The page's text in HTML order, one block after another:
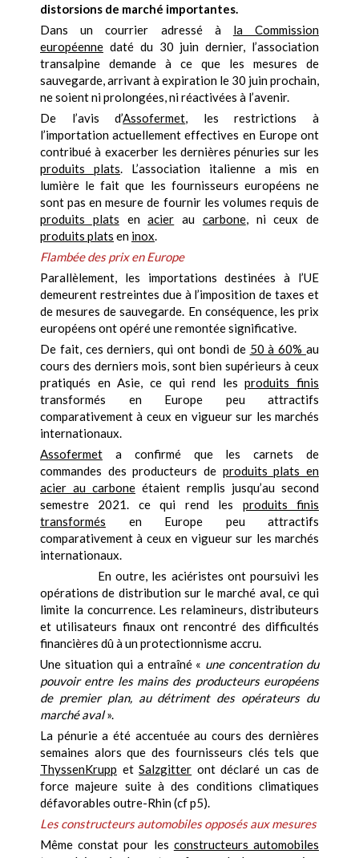
distorsions de marché importantes.
Dans un courrier adressé à la Commission
européenne daté du 30 juin dernier, l’association
transalpine demande à ce que les mesures de
sauvegarde, arrivant à expiration le 30 juin prochain,
ne soient ni prolongées, ni réactivées à l’avenir.
De l’avis d’Assofermet, les restrictions à
l’importation actuellement effectives en Europe ont
contribué à exacerber les dernières pénuries sur les
produits plats. L’association italienne a mis en
lumière le fait que les fournisseurs européens ne
sont pas en mesure de fournir les volumes requis de
produits plats enacier au carbone, ni ceux de
produits plats en inox.
Flambée des prix en Europe
Parallèlement, les importations destinées à l’UE
demeurent restreintes due à l’imposition de taxes et
de mesures de sauvegarde. En conséquence, les prix
européens ont opéré une remontée significative.
De fait, ces derniers, qui ont bondi de 50 à 60%au
cours des derniers mois, sont bien supérieurs à ceux
pratiqués en Asie, ce qui rend lesproduits finis
transformés en Europe peu attractifs
comparativement à ceux en vigueur sur les marchés
internationaux.
Assofermet a confirmé que les carnets de
commandes des producteurs de produits plats en
acier au carbone étaient remplis jusqu’au second
semestre 2021. ce qui rend les produits finis
transformés en Europe peu attractifs
comparativement à ceux en vigueur sur les marchés
internationaux.
En outre, les aciéristes ont poursuivi les
opérations de distribution sur le marché aval, ce qui
limite la concurrence. Les relamineurs, distributeurs
et utilisateurs finaux ont rencontré des difficultés
financières dû à un protectionnisme accru.
Une situation qui a entraîné « une concentration du
pouvoir entre les mains des producteurs européens
de premier plan, au détriment des opérateurs du
marché aval».
La pénurie a été accentuée au cours des dernières
semaines alors que des fournisseurs clés tels que
ThyssenKrupp etSalzgitter ont déclaré un cas de
force majeure suite à des conditions climatiques
défavorables outre-Rhin (cf p5).
Les constructeurs automobiles opposés aux mesures
Même constat pour les constructeurs automobiles